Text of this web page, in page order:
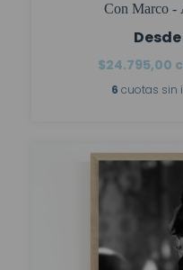
Con Marco -
$24.795,00
6 cuotas sin